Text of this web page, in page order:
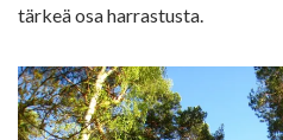
tärkeä osa harrastusta.